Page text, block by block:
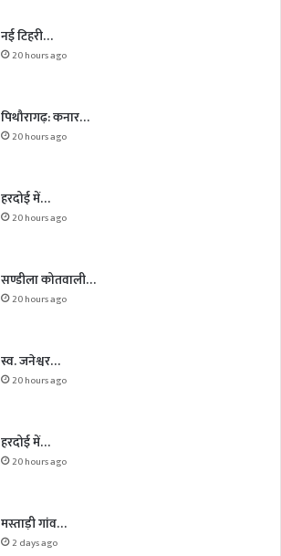
नई टिहरी…
20 hours ago
पिथौरागढ़: कनार…
20 hours ago
हरदोई में…
20 hours ago
सण्डीला कोतवाली…
20 hours ago
स्व. जनेश्वर…
20 hours ago
हरदोई में…
20 hours ago
मस्ताड़ी गांव…
2 days ago